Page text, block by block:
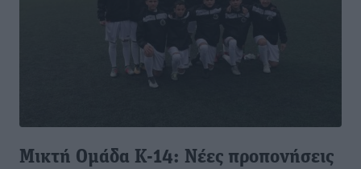
Μικτή Ομάδα Κ-14: Νέες προπονήσεις